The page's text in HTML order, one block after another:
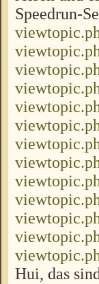
Speedrun-
Hui, das